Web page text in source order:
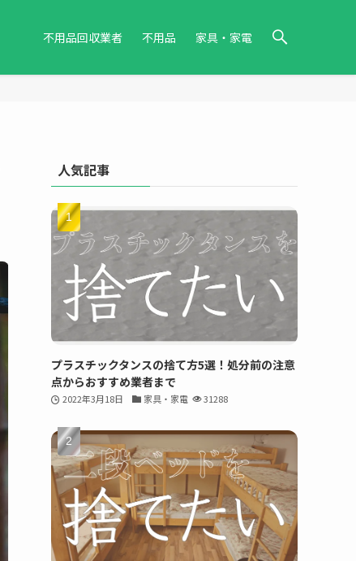
不用品回収業者 不用品 家具・家電
人気記事
プラスチックタンスの捨て方5選！処分前の注意
点からおすすめ業者まで
2022年3月18日 家具・家電 31288